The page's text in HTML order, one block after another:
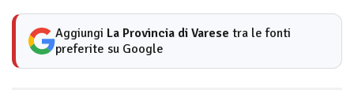
Aggiungi La Provincia di Varese tra le fonti
preferite su Google